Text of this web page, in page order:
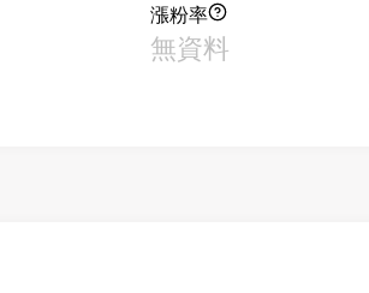
漲粉率
無資料